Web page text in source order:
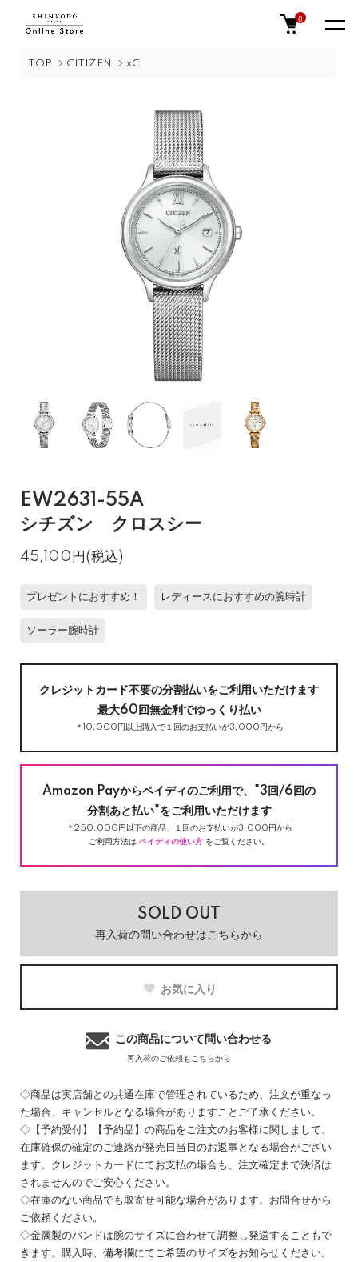
0
TOP CITIZEN xC
EW2631-55A
シチズン クロスシー
45,100円(税込)
プレゼントにおすすめ！ レディースにおすすめの腕時計
ソーラー腕時計
クレジットカード不要の分割払いをご利用いただけます
最大60回無金利でゆっくり払い
＊10,000円以上購入で１回のお支払いが3,000円から
Amazon Payからペイディのご利用で、"3回/6回の
分割あと払い"をご利用いただけます
＊250,000円以下の商品、１回のお支払いが3,000円から
ご利用方法は ペイディの使い方 をご覧ください。
SOLD OUT
再入荷の問い合わせはこちらから
お気に入り
この商品について問い合わせる
再入荷のご依頼もこちらから
◇商品は実店舗との共通在庫で管理されているため、注文が重なっ
た場合、キャンセルとなる場合がありますことご了承ください。
◇【予約受付】【予約品】の商品をご注文のお客様に関しまして、
在庫確保の確定のご連絡が発売日当日のお返事となる場合がござい
ます。クレジットカードにてお支払の場合も、注文確定まで決済は
されませんのでご安心ください。
◇在庫のない商品でも取寄せ可能な場合があります。お問合せから
ご依頼ください。
◇金属製のバンドは腕のサイズに合わせて調整し発送することもで
きます。購入時、備考欄にてご希望のサイズをお知らせください。